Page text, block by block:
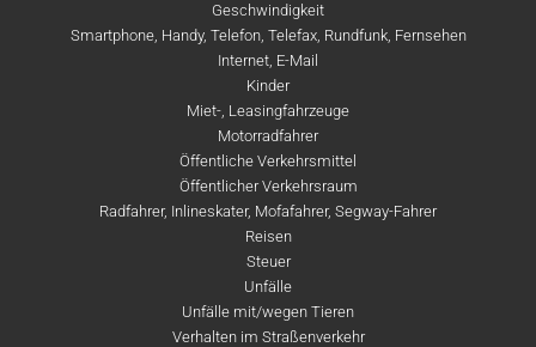
Geschwindigkeit
Smartphone, Handy, Telefon, Telefax, Rundfunk, Fernsehen
Internet, E-Mail
Kinder
Miet-, Leasingfahrzeuge
Motorradfahrer
Öffentliche Verkehrsmittel
Öffentlicher Verkehrsraum
Radfahrer, Inlineskater, Mofafahrer, Segway-Fahrer
Reisen
Steuer
Unfälle
Unfälle mit/wegen Tieren
Verhalten im Straßenverkehr